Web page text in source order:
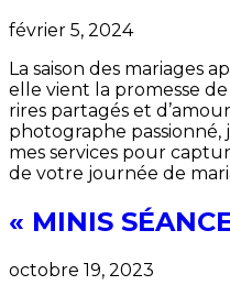
février 5, 2024
La saison des mariages
elle vient la promesse
rires partagés et
photographe passionné,
mes services pour
de votre journée de
« MINIS
octobre 19, 2023